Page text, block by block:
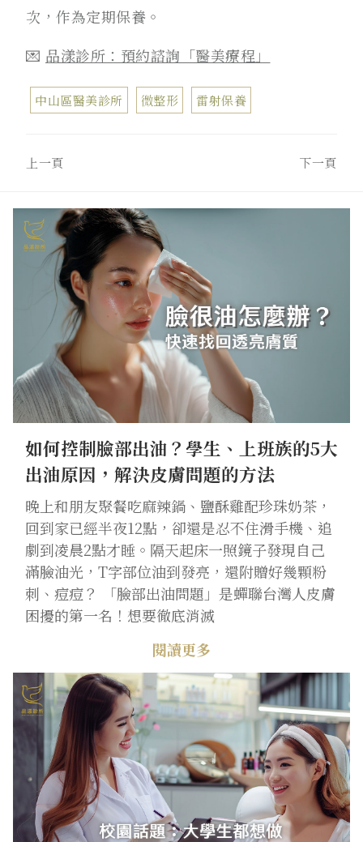
次，作為定期保養。
💌 品漾診所：預約諮詢「醫美療程」
中山區醫美診所 微整形 雷射保養
上一頁 下一頁
如何控制臉部出油？學生、上班族的5大
出油原因，解決皮膚問題的方法
晚上和朋友聚餐吃麻辣鍋、鹽酥雞配珍珠奶茶，
回到家已經半夜12點，卻還是忍不住滑手機、追
劇到凌晨2點才睡。隔天起床一照鏡子發現自己
滿臉油光，T字部位油到發亮，還附贈好幾顆粉
刺、痘痘？ 「臉部出油問題」是蟬聯台灣人皮膚
困擾的第一名！想要徹底消滅
閱讀更多